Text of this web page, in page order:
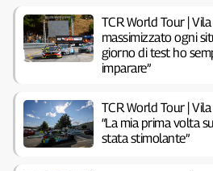
TCR World Tour |
massimizzato ogni
giorno di test ho
imparare”
TCR World Tour |
“La mia prima volta
stata stimolante”